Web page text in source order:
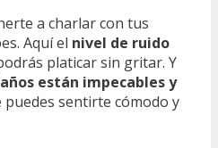
a charlar con tus
Aquí el nivel de ruido
platicar sin gritar. Y
están impecables y
puedes sentirte cómodo y